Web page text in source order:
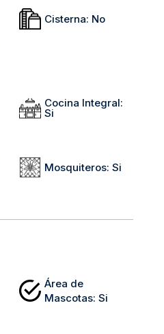
Cisterna: No
Cocina Integral:
Si
Mosquiteros: Si
Área de
Mascotas: Si